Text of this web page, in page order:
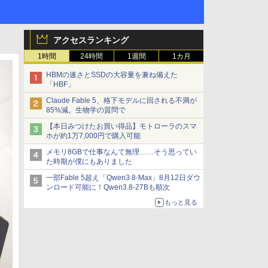
アクセスランキング
1時間 24時間 1週間 1カ月
HBMの速さとSSDの大容量を兼ね備えた
「HBF」
Claude Fable 5、格下モデルに回される不満が
85%減。生物学の質問で
【本日みつけたお買い得品】モトローラのスマ
ホが約1万7,000円で購入可能
メモリ8GBで仕事なんて無理……そう思ってい
た時期が僕にもありました
一部Fable 5超え「Qwen3.8-Max」8月12日ダウ
ンロード可能に！Qwen3.8-27Bも順次
もっと見る